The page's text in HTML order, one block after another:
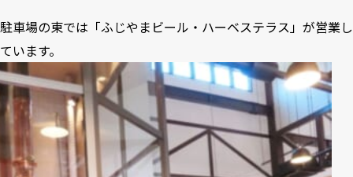
駐車場の東では「ふじやまビール・ハーベステラス」が営業し
ています。